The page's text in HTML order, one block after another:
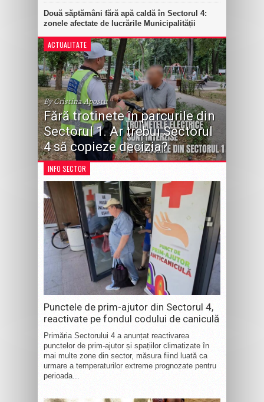
Două săptămâni fără apă caldă în Sectorul 4:
zonele afectate de lucrările Municipalității
ACTUALITATE
By Cristina Apostu
Fără trotinete în parcurile din
Sectorul 1. Ar trebui Sectorul
4 să copieze decizia?
INFO SECTOR
Punctele de prim-ajutor din Sectorul 4,
reactivate pe fondul codului de caniculă
Primăria Sectorului 4 a anunțat reactivarea
punctelor de prim-ajutor și spațiilor climatizate în
mai multe zone din sector, măsura fiind luată ca
urmare a temperaturilor extreme prognozate pentru
perioada...